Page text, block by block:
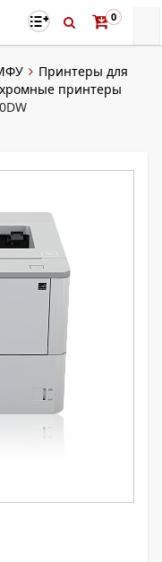
0
Принтеры для
принтеры